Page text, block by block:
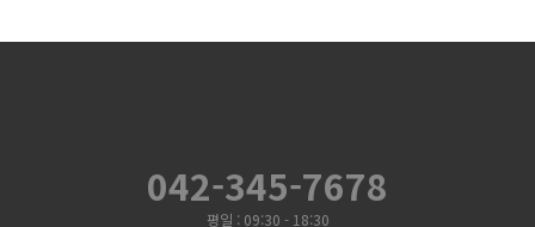
042-345-7678
평일 : 09:30 - 18:30